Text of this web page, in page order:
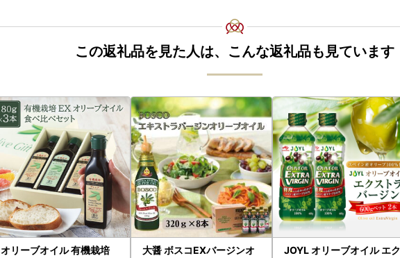
この返礼品を見た人は、こんな返礼品も見ています
オリーブオイル 有機栽培
大醤 ボスコEXバージンオ
JOYL オリーブオイル エク